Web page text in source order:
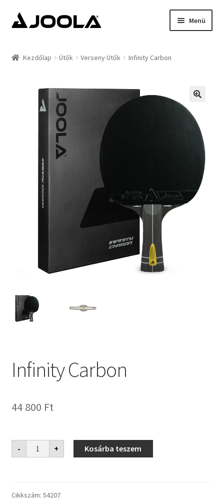
Ugrás
a
Kilépés
a
Menü
Termékek
Támogatottak
Kapcsolat
Kezdőlap Ütők Verseny Ütők Infinity Carbon
Infinity Carbon
44 800 Ft
-
Infinity
Carbon
+ Kosárba teszem
Cikkszám: 54207